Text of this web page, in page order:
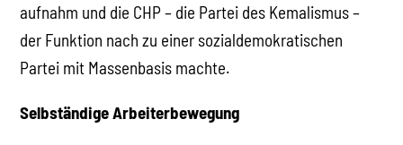
aufnahm und die CHP – die Partei des Kemalismus –
der Funktion nach zu einer sozialdemokratischen
Partei mit Massenbasis machte.
Selbständige Arbeiterbewegung